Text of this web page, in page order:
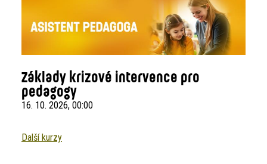
Základy krizové intervence pro
pedagogy
16. 10. 2026, 00:00
Další kurzy